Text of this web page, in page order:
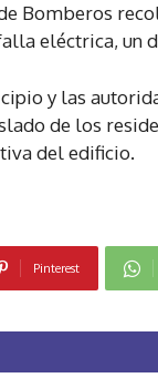
Bomberos
eléctrica, un
y las
de los
del edificio.
Pinterest